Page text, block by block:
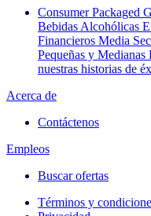
Consumer Packaged
Bebidas Alcohólicas
Financieros Media
Pequeñas y Medianas
nuestras historias de
Acerca de
Contáctenos
Empleos
Buscar ofertas
Términos y